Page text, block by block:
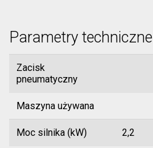
Parametry techniczne
Zacisk
pneumatyczny
Maszyna używana
Moc silnika (kW) 2,2